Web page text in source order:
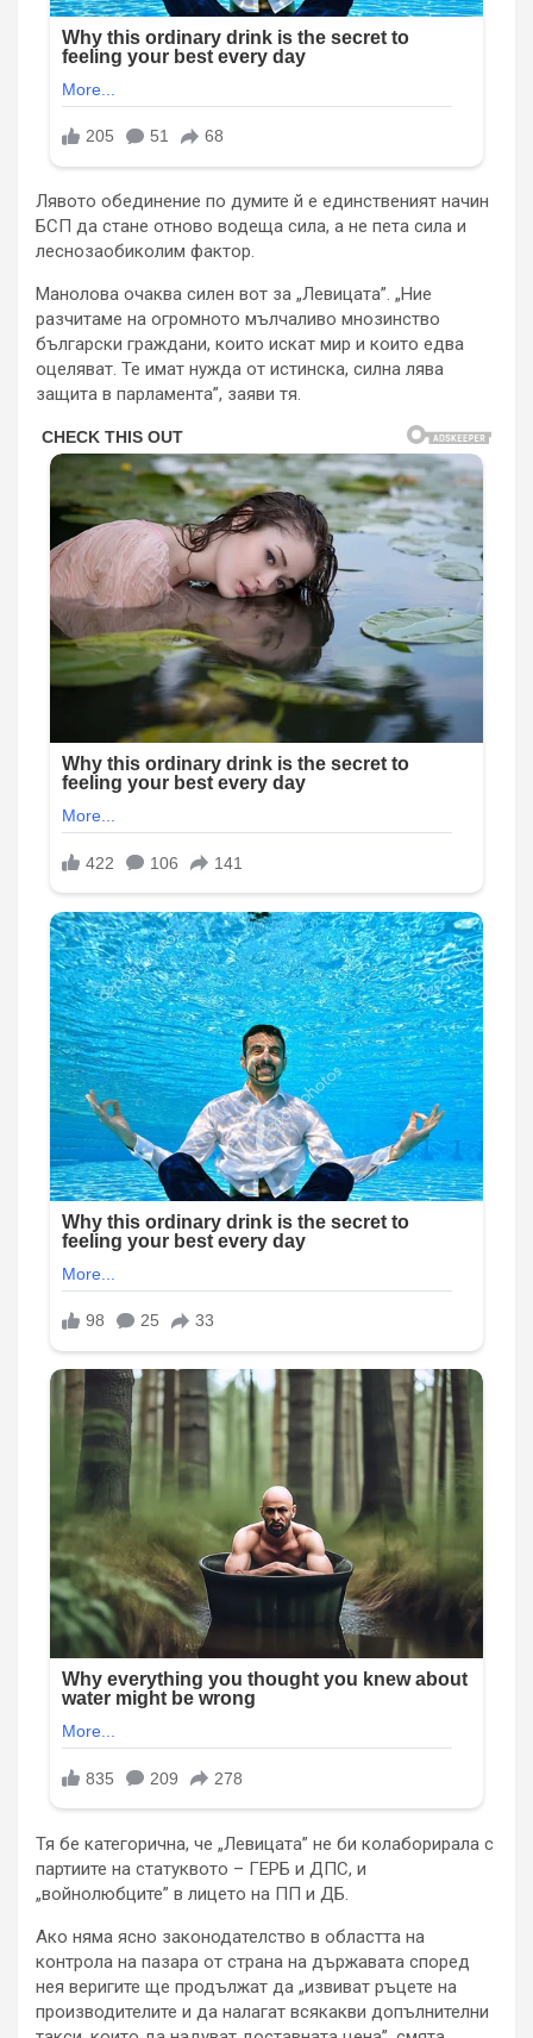
Лявото обединение по думите й е единственият начин
БСП да стане отново водеща сила, а не пета сила и
леснозаобиколим фактор.
Манолова очаква силен вот за „Левицата”. „Ние
разчитаме на огромното мълчаливо мнозинство
български граждани, които искат мир и които едва
оцеляват. Те имат нужда от истинска, силна лява
защита в парламента”, заяви тя.
Тя бе категорична, че „Левицата” не би колаборирала с
партиите на статуквото – ГЕРБ и ДПС, и
„войнолюбците” в лицето на ПП и ДБ.
Ако няма ясно законодателство в областта на
контрола на пазара от страна на държавата според
нея веригите ще продължат да „извиват ръцете на
производителите и да налагат всякакви допълнителни